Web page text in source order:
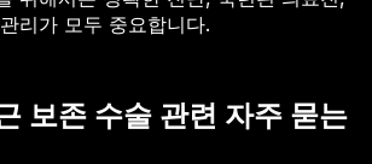
리가 모두 중요합니다.
보존 수술 관련 자주 묻는